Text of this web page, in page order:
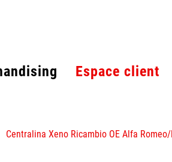
Espace client
Centralina Xeno Ricambio OE Alfa